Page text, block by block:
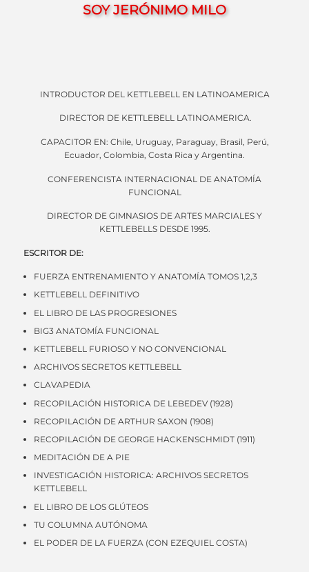
SOYJERÓNIMO MILO
INTRODUCTOR DEL KETTLEBELL EN LATINOAMERICA
DIRECTOR DE KETTLEBELL LATINOAMERICA.
CAPACITOR EN: Chile, Uruguay, Paraguay, Brasil, Perú,
Ecuador, Colombia, Costa Rica y Argentina.
CONFERENCISTA INTERNACIONAL DE ANATOMÍA
FUNCIONAL
DIRECTOR DE GIMNASIOS DE ARTES MARCIALES Y
KETTLEBELLS DESDE 1995.
ESCRITOR DE:
FUERZA ENTRENAMIENTO Y ANATOMÍA TOMOS 1,2,3
KETTLEBELL DEFINITIVO
EL LIBRO DE LAS PROGRESIONES
BIG3 ANATOMÍA FUNCIONAL
KETTLEBELL FURIOSO Y NO CONVENCIONAL
ARCHIVOS SECRETOS KETTLEBELL
CLAVAPEDIA
RECOPILACIÓN HISTORICA DE LEBEDEV (1928)
RECOPILACIÓN DE ARTHUR SAXON (1908)
RECOPILACIÓN DE GEORGE HACKENSCHMIDT (1911)
MEDITACIÓN DE A PIE
INVESTIGACIÓN HISTORICA: ARCHIVOS SECRETOS
KETTLEBELL
EL LIBRO DE LOS GLÚTEOS
TU COLUMNA AUTÓNOMA
EL PODER DE LA FUERZA (CON EZEQUIEL COSTA)